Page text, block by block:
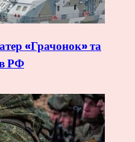
«Грачонок» та
РФ